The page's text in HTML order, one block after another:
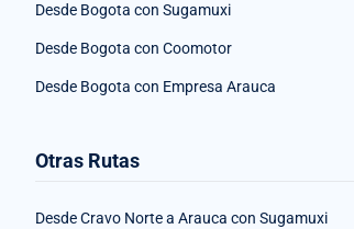
Desde Bogota con Sugamuxi
Desde Bogota con Coomotor
Desde Bogota con Empresa Arauca
Otras Rutas
Desde Cravo Norte a Arauca con Sugamuxi